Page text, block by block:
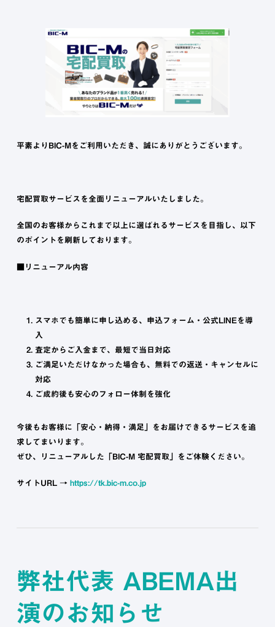
平素よりBIC-Mをご利用いただき、誠にありがとうございます。
宅配買取サービスを全面リニューアルいたしました。
全国のお客様からこれまで以上に選ばれるサービスを目指し、以下
のポイントを刷新しております。
■リニューアル内容
スマホでも簡単に申し込める、申込フォーム・公式LINEを導
入
査定からご入金まで、最短で当日対応
ご満足いただけなかった場合も、無料での返送・キャンセルに
対応
ご成約後も安心のフォロー体制を強化
今後もお客様に「安心・納得・満足」をお届けできるサービスを追
求してまいります。
ぜひ、リニューアルした「BIC-M 宅配買取」をご体験ください。
サイトURL → https://tk.bic-m.co.jp
弊社代表 ABEMA出
演のお知らせ